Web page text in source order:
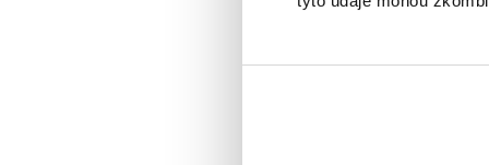
sdílejte